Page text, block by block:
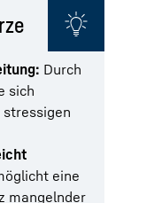
Durch
sich
eine
mangelnder